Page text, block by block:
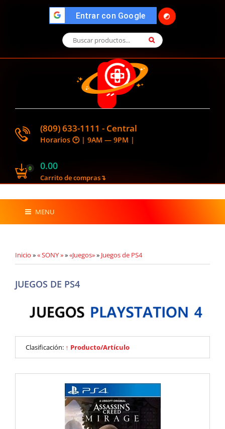
Entrar con Google 🌓
(809) 633-1111 - Central
Horarios 🕑 | 9AM — 9PM |
0 0.00
Carrito de compras↴
MENU
Inicio »« SONY »»«Juegos»» Juegos de PS4
JUEGOS DE PS4
Clasificación: ↑ Producto/Artículo